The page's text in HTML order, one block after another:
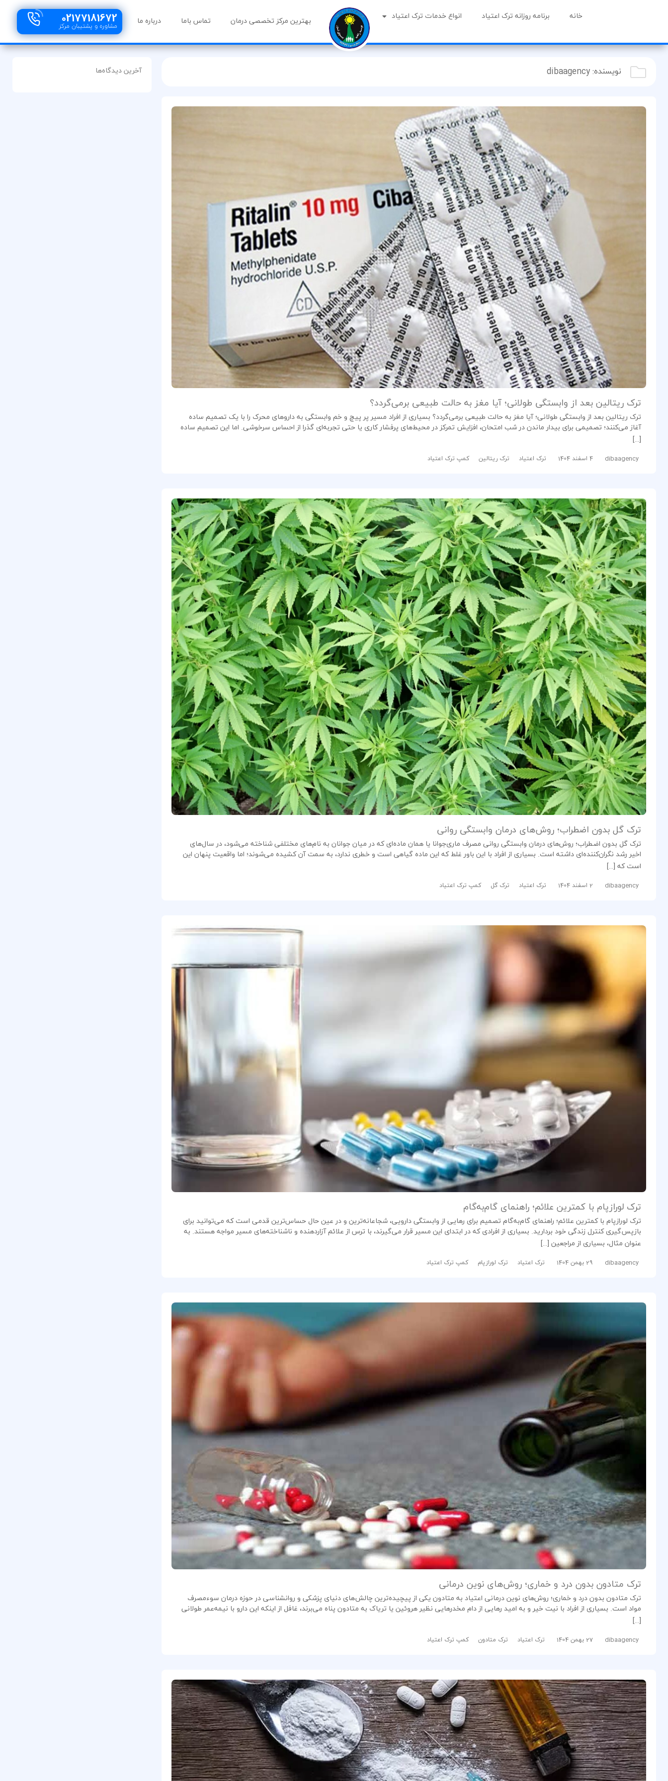
خانه برنامه روزانه ترک اعتیاد انواع خدمات ترک اعتیاد
بهترین مرکز تخصصی درمان تماس باما درباره ما 02177181672
مشاوره و پشتیبان مرکز
نویسنده:dibaagency
ترک ریتالین بعد از وابستگی طولانی؛ آیا مغز به حالت طبیعی برمی‌گردد؟
ترک ریتالین بعد از وابستگی طولانی؛ آیا مغز به حالت طبیعی برمی‌گردد؟ بسیاری از افراد مسیر پر پیچ و خم وابستگی به داروهای محرک را با یک تصمیم ساده
آغاز می‌کنند؛ تصمیمی برای بیدار ماندن در شب امتحان، افزایش تمرکز در محیط‌های پرفشار کاری یا حتی تجربه‌ای گذرا از احساس سرخوشی. اما این تصمیم ساده
[…]
dibaagency 4 اسفند 1404 ترک اعتیاد ترک ریتالین کمپ ترک اعتیاد
ترک گل بدون اضطراب؛ روش‌های درمان وابستگی روانی
ترک گل بدون اضطراب؛ روش‌های درمان وابستگی روانی مصرف ماری‌جوانا یا همان ماده‌ای که در میان جوانان به نام‌های مختلفی شناخته می‌شود، در سال‌های
اخیر رشد نگران‌کننده‌ای داشته است. بسیاری از افراد با این باور غلط که این ماده گیاهی است و خطری ندارد، به سمت آن کشیده می‌شوند؛ اما واقعیت پنهان این
است که […]
dibaagency 2 اسفند 1404 ترک اعتیاد ترک گل کمپ ترک اعتیاد
ترک لورازپام با کمترین علائم؛ راهنمای گام‌به‌گام
ترک لورازپام با کمترین علائم؛ راهنمای گام‌به‌گام تصمیم برای رهایی از وابستگی دارویی، شجاعانه‌ترین و در عین حال حساس‌ترین قدمی است که می‌توانید برای
بازپس‌گیری کنترل زندگی خود بردارید. بسیاری از افرادی که در ابتدای این مسیر قرار می‌گیرند، با ترس از علائم آزاردهنده و ناشناخته‌های مسیر مواجه هستند. به
عنوان مثال، بسیاری از مراجعین […]
dibaagency 29 بهمن 1404 ترک اعتیاد ترک لورازپام کمپ ترک اعتیاد
ترک متادون بدون درد و خماری؛ روش‌های نوین درمانی
ترک متادون بدون درد و خماری؛ روش‌های نوین درمانی اعتیاد به متادون یکی از پیچیده‌ترین چالش‌های دنیای پزشکی و روانشناسی در حوزه درمان سوءمصرف
مواد است. بسیاری از افراد با نیت خیر و به امید رهایی از دام مخدرهایی نظیر هروئین یا تریاک به متادون پناه می‌برند، غافل از اینکه این دارو با نیمه‌عمر طولانی
[…]
dibaagency 27 بهمن 1404 ترک اعتیاد ترک متادون کمپ ترک اعتیاد
آخرین دیدگاه‌ها